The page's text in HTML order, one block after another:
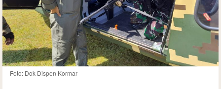
Foto: Dok Dispen Kormar